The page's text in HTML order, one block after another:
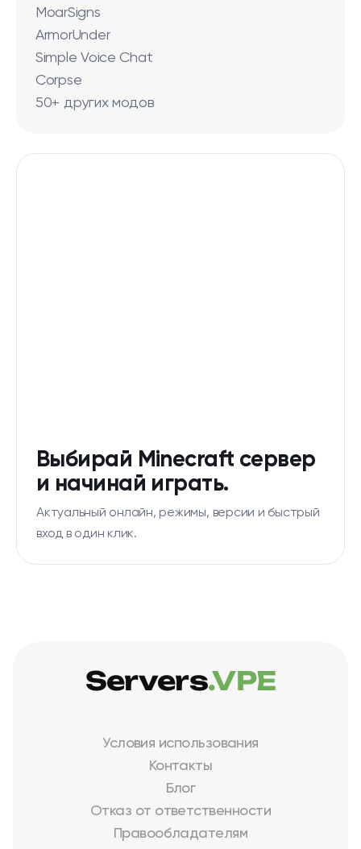
MoarSigns
ArmorUnder
Simple Voice Chat
Corpse
50+ других модов
Выбирай Minecraft сервер
и начинай играть.
Актуальный онлайн, режимы, версии и быстрый
вход в один клик.
Условия использования
Контакты
Блог
Отказ от ответственности
Правообладателям
Servers.VPE